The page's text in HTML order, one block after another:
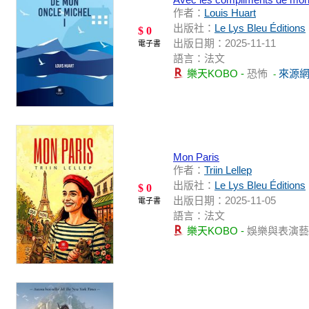
$ 0
電子書
作者： Louis Huart
出版社： Le Lys Bleu Éditions
出版日期：2025-11-11
語言：法文
樂天KOBO - 恐怖 - 來源
$ 0
電子書
Mon Paris
作者： Triin Lellep
出版社： Le Lys Bleu Éditions
出版日期：2025-11-05
語言：法文
樂天KOBO - 娛樂與表演